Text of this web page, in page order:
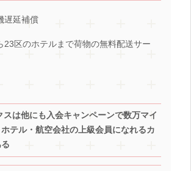
遅延補償
23区のホテルまで荷物の無料配送サー
スは他にも入会キャンペーンで数万マイ
テル・航空会社の上級会員になれるカ